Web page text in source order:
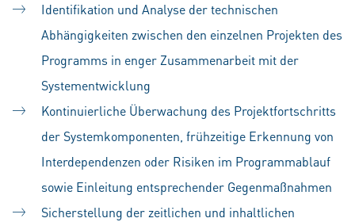
Identifikation und Analyse der technischen
Abhängigkeiten zwischen den einzelnen Projekten des
Programms in enger Zusammenarbeit mit der
Systementwicklung
Kontinuierliche Überwachung des Projektfortschritts
der Systemkomponenten, frühzeitige Erkennung von
Interdependenzen oder Risiken im Programmablauf
sowie Einleitung entsprechender Gegenmaßnahmen
Sicherstellung der zeitlichen und inhaltlichen